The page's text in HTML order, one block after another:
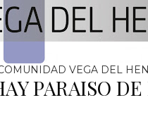
VEGA DEL
PARAISO